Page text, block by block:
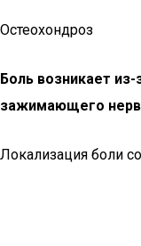
Остеохондроз
Боль возникает
зажимающего
Локализация боли